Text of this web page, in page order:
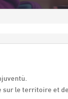
sur le territoire et